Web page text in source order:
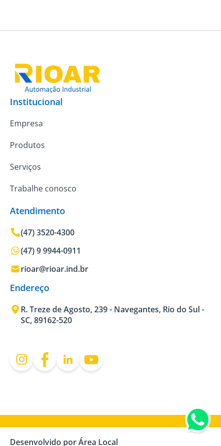
Institucional
Empresa
Produtos
Serviços
Trabalhe conosco
Atendimento
(47) 3520-4300
(47) 9 9944-0911
rioar@rioar.ind.br
Endereço
R. Treze de Agosto, 239 - Navegantes, Rio do Sul -
SC, 89162-520
Desenvolvido por Área Local